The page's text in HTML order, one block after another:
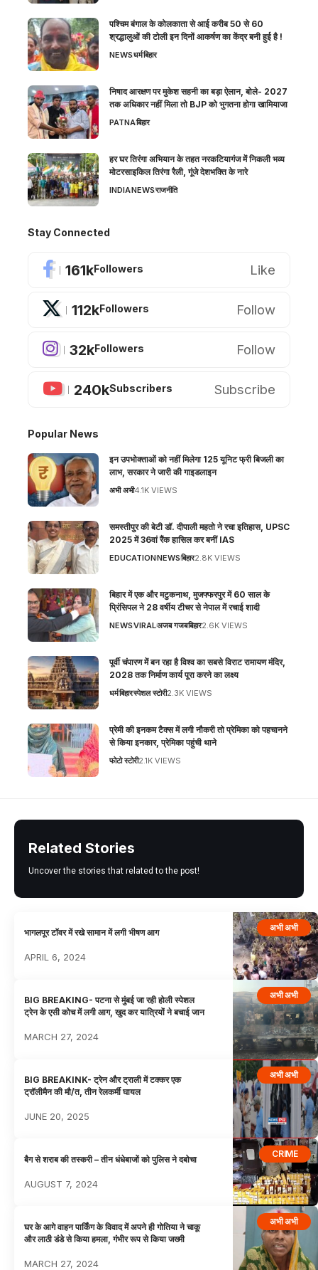
पश्चिम बंगाल के कोलकाता से आई करीब 50 से 60
श्रद्धालुओं की टोली इन दिनों आकर्षण का केंद्र बनी हुई है !
NEWSधर्मबिहार
निषाद आरक्षण पर मुकेश सहनी का बड़ा ऐलान, बोले- 2027
तक अधिकार नहीं मिला तो BJP को भुगतना होगा खामियाजा
PATNAबिहार
हर घर तिरंगा अभियान के तहत नरकटियागंज में निकली भव्य
मोटरसाइकिल तिरंगा रैली, गूंजे देशभक्ति के नारे
INDIANEWSराजनीति
Stay Connected
161kFollowers Like
112kFollowers Follow
32kFollowers Follow
240kSubscribers Subscribe
Popular News
इन उपभोक्ताओं को नहीं मिलेगा 125 यूनिट फ्री बिजली का
लाभ, सरकार ने जारी की गाइडलाइन
अभी अभी4.1K VIEWS
समस्तीपुर की बेटी डॉ. दीपाली महतो ने रचा इतिहास, UPSC
2025 में 36वां रैंक हासिल कर बनीं IAS
EDUCATIONNEWSबिहार2.8K VIEWS
बिहार में एक और मटुकनाथ, मुजफ्फरपुर में 60 साल के
प्रिंसिपल ने 28 वर्षीय टीचर से नेपाल में रचाई शादी
NEWSVIRALअजब गजबबिहार2.6K VIEWS
पूर्वी चंपारण में बन रहा है विश्व का सबसे विराट रामायण मंदिर,
2028 तक निर्माण कार्य पूरा करने का लक्ष्य
धर्मबिहारस्पेशल स्टोरी2.3K VIEWS
प्रेमी की इनकम टैक्स में लगी नौकरी तो प्रेमिका को पहचानने
से किया इनकार, प्रेमिका पहुंची थाने
फोटो स्टोरी2.1K VIEWS
Related Stories
Uncover the stories that related to the post!
अभी अभी
भागलपूर टॉवर में रखे सामान में लगी भीषण आग
APRIL 6, 2024
अभी अभी
BIG BREAKING- पटना से मुंबई जा रही होली स्पेशल
ट्रेन के एसी कोच में लगी आग, खुद कर यात्रियों ने बचाई जान
MARCH 27, 2024
अभी अभी
BIG BREAKINK- ट्रेन और ट्राली में टक्कर एक
ट्रॉलीमैन की मौ/त, तीन रेलकर्मी घायल
JUNE 20, 2025
CRIME
बैग से शराब की तस्करी – तीन धंधेबाजों को पुलिस ने दबोचा
AUGUST 7, 2024
अभी अभी
घर के आगे वाहन पार्किंग के विवाद में अपने ही गोतिया ने चाकू
और लाठी डंडे से किया हमला, गंभीर रूप से किया जख्मी
MARCH 27, 2024